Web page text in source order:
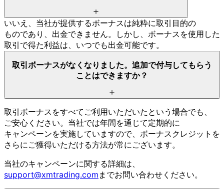
いいえ、 当社が提供するボーナスは純粋に取引目的の
ものであり、 出金できません。 しかし、 ボーナスを使用した
取引で得た利益は、 いつでも出金可能です。
取引ボーナスがなくなりました。 追加で付与して もらう
ことはできますか？
取引ボーナスをすべて ご利用いただいたと いう 場合でも、
ご安心ください。 当社では年間を通じて定期的に
キャンペーンを実施していますので、 ボーナスクレジットを
さらに ご獲得いただける方法が常に ございます。
当社のキャンペーンに関する詳細は、
support@xmtrading.com までお問い合わせください。